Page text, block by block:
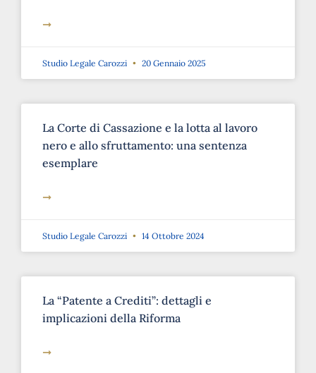
➞
Studio Legale Carozzi 20 Gennaio 2025
La Corte di Cassazione e la lotta al lavoro
nero e allo sfruttamento: una sentenza
esemplare
➞
Studio Legale Carozzi 14 Ottobre 2024
La “Patente a Crediti”: dettagli e
implicazioni della Riforma
➞